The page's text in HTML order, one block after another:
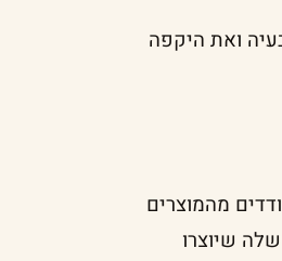
ואת היקפה
מהמוצרים
שיוצרו